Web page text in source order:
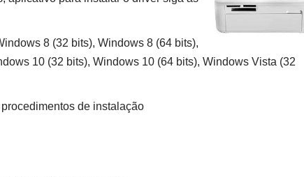
8 (32 bits), Windows 8 (64 bits),
10 (32 bits), Windows 10 (64 bits), Windows Vista (32
de instalação